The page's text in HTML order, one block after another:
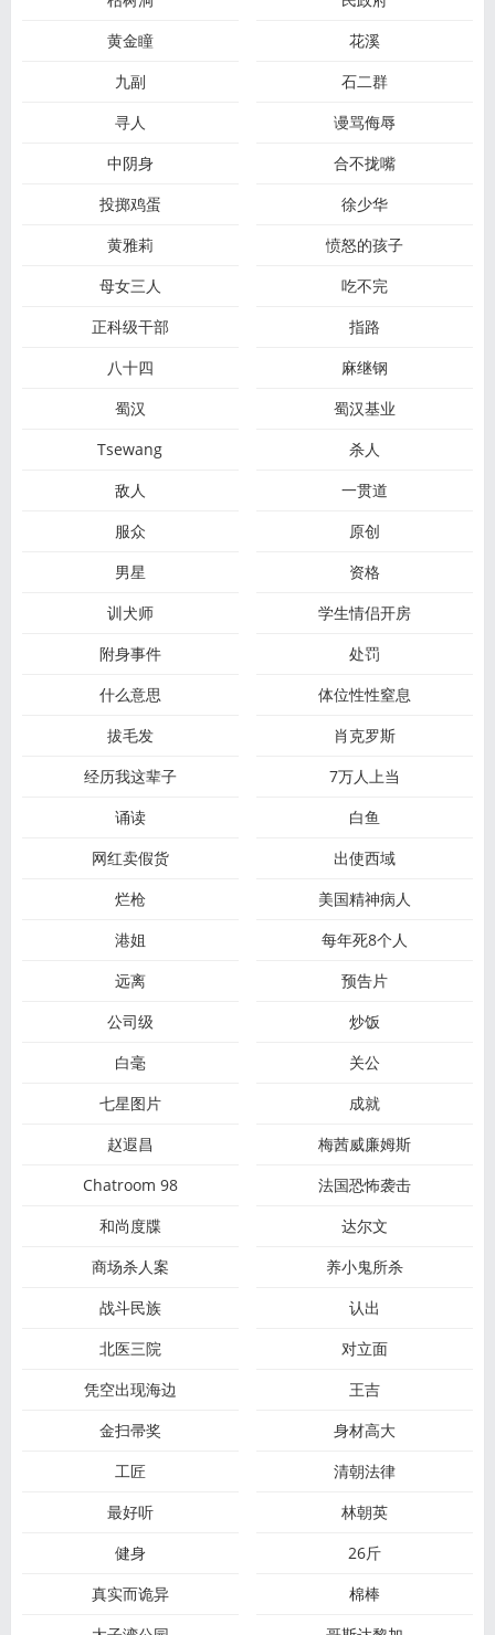
黄金瞳
花溪
九副
石二群
寻人
谩骂侮辱
中阴身
合不拢嘴
投掷鸡蛋
徐少华
黄雅莉
愤怒的孩子
母女三人
吃不完
正科级干部
指路
八十四
麻继钢
蜀汉
蜀汉基业
Tsewang
杀人
敌人
一贯道
服众
原创
男星
资格
训犬师
学生情侣开房
附身事件
处罚
什么意思
体位性性窒息
拔毛发
肖克罗斯
经历我这辈子
7万人上当
诵读
白鱼
网红卖假货
出使西域
烂枪
美国精神病人
港姐
每年死8个人
远离
预告片
公司级
炒饭
白毫
关公
七星图片
成就
赵遐昌
梅茜威廉姆斯
Chatroom 98
法国恐怖袭击
和尚度牒
达尔文
商场杀人案
养小鬼所杀
战斗民族
认出
北医三院
对立面
凭空出现海边
王吉
金扫帚奖
身材高大
工匠
清朝法律
最好听
林朝英
健身
26斤
真实而诡异
棉棒